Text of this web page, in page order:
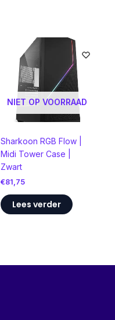
NIET OP VOORRAAD
Sharkoon RGB Flow |
Midi Tower Case |
Zwart
€81,75
Lees verder